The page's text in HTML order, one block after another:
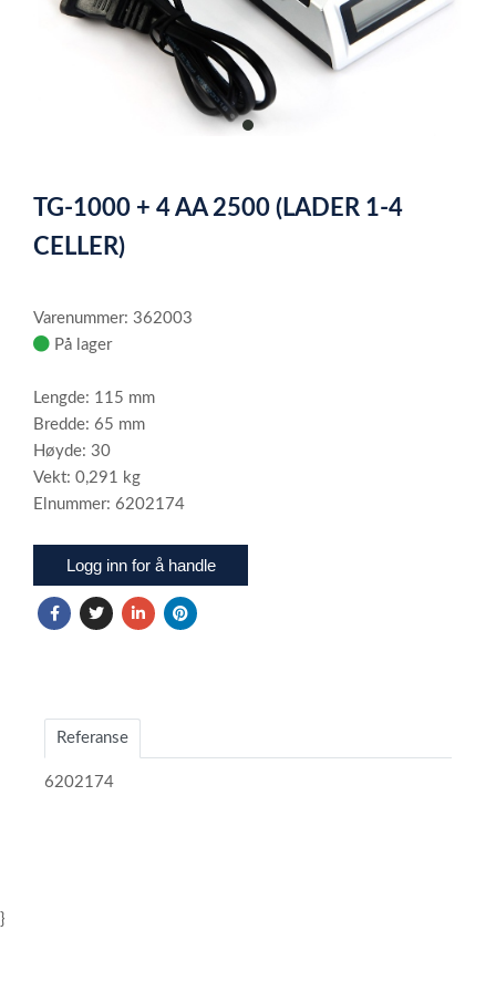
item
of
1
TG-1000 + 4 AA 2500 (LADER 1-4
CELLER)
Varenummer: 362003
På lager
Lengde: 115 mm
Bredde: 65 mm
Høyde: 30
Vekt: 0,291 kg
Elnummer: 6202174
Logg inn for å handle
Referanse
6202174
}